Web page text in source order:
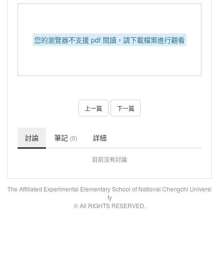
您的瀏覽器不支援 pdf 閱讀，請下載檔案進行觀看
上一篇 下一篇
討論 筆記 (0) 詳細
目前沒有討論
The Affiliated Experimental Elementary School of National Chengchi Universi
ty
© All RIGHTS RESERVED.